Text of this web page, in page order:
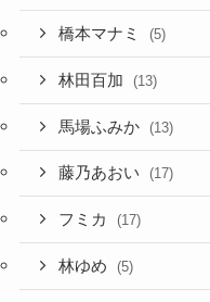
橋本マナミ (5)
林田百加 (13)
馬場ふみか (13)
藤乃あおい (17)
フミカ (17)
林ゆめ (5)